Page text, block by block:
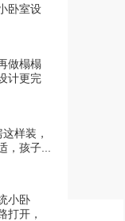
卧室设
做榻榻
计更完
样装，
，孩子...
小卧
打开，